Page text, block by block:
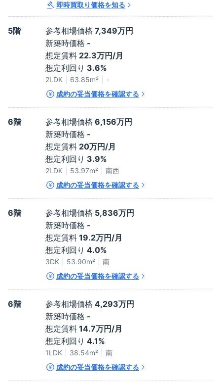
即時買取り価格を知る
5階 参考相場価格 7,349万円
新築時価格 -
想定賃料 22.3万円/月
想定利回り 3.6%
2LDK 63.85m²
-
成約の妥当価格を確認する
6階 参考相場価格 6,156万円
新築時価格 -
想定賃料 20万円/月
想定利回り 3.9%
2LDK 53.97m²
南西
成約の妥当価格を確認する
6階 参考相場価格 5,836万円
新築時価格 -
想定賃料 19.2万円/月
想定利回り 4.0%
3DK 53.90m²
南
成約の妥当価格を確認する
6階 参考相場価格 4,293万円
新築時価格 -
想定賃料 14.7万円/月
想定利回り 4.1%
1LDK 38.54m²
南
成約の妥当価格を確認する